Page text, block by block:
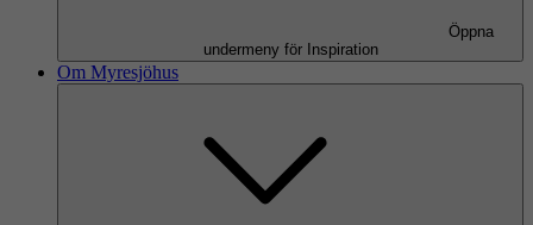
Öppna
undermeny för Inspiration
Om Myresjöhus